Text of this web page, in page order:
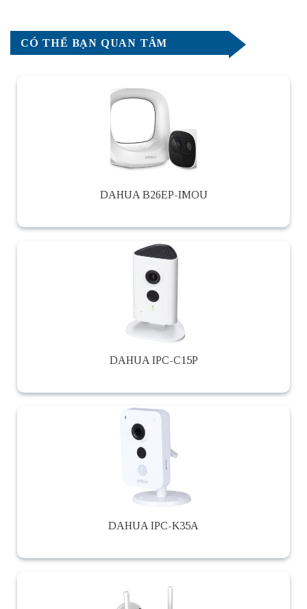
CÓ THỂ BẠN QUAN TÂM
DAHUA B26EP-IMOU
DAHUA IPC-C15P
DAHUA IPC-K35A